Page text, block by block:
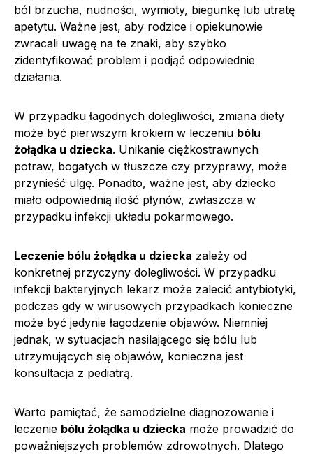
ból brzucha, nudności, wymioty, biegunkę lub utratę
apetytu. Ważne jest, aby rodzice i opiekunowie
zwracali uwagę na te znaki, aby szybko
zidentyfikować problem i podjąć odpowiednie
działania.
W przypadku łagodnych dolegliwości, zmiana diety
może być pierwszym krokiem w leczeniu bólu
żołądka u dziecka. Unikanie ciężkostrawnych
potraw, bogatych w tłuszcze czy przyprawy, może
przynieść ulgę. Ponadto, ważne jest, aby dziecko
miało odpowiednią ilość płynów, zwłaszcza w
przypadku infekcji układu pokarmowego.
Leczenie bólu żołądka u dziecka zależy od
konkretnej przyczyny dolegliwości. W przypadku
infekcji bakteryjnych lekarz może zalecić antybiotyki,
podczas gdy w wirusowych przypadkach konieczne
może być jedynie łagodzenie objawów. Niemniej
jednak, w sytuacjach nasilającego się bólu lub
utrzymujących się objawów, konieczna jest
konsultacja z pediatrą.
Warto pamiętać, że samodzielne diagnozowanie i
leczenie bólu żołądka u dziecka może prowadzić do
poważniejszych problemów zdrowotnych. Dlatego